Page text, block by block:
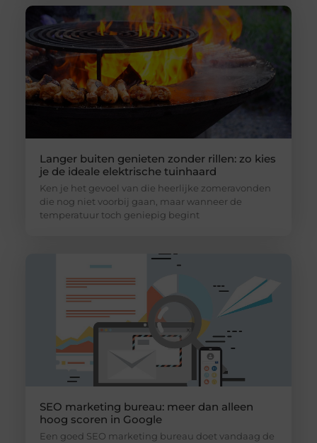
Langer buiten genieten zonder rillen: zo kies
je de ideale elektrische tuinhaard
Ken je het gevoel van die heerlijke zomeravonden
die nog niet voorbij gaan, maar wanneer de
temperatuur toch geniepig begint
SEO marketing bureau: meer dan alleen
hoog scoren in Google
Een goed SEO marketing bureau doet vandaag de